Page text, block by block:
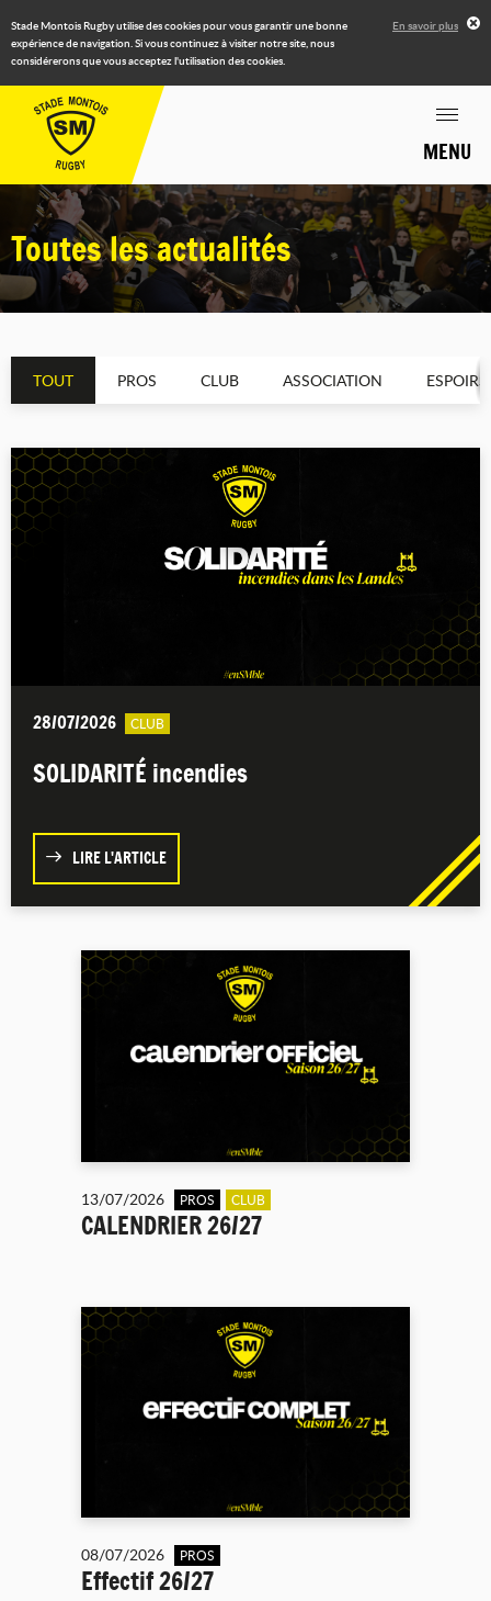
Stade Montois Rugby utilise des cookies pour vous garantir une bonne
expérience de navigation. Si vous continuez à visiter notre site, nous
considérerons que vous acceptez l'utilisation des cookies.
En savoir plus
MENU
Toutes les actualités
TOUT PROS CLUB ASSOCIATION ESPOIRS
28/07/2026 CLUB
SOLIDARITÉ incendies
LIRE L'ARTICLE
13/07/2026 PROS CLUB
CALENDRIER 26/27
08/07/2026 PROS
Effectif 26/27